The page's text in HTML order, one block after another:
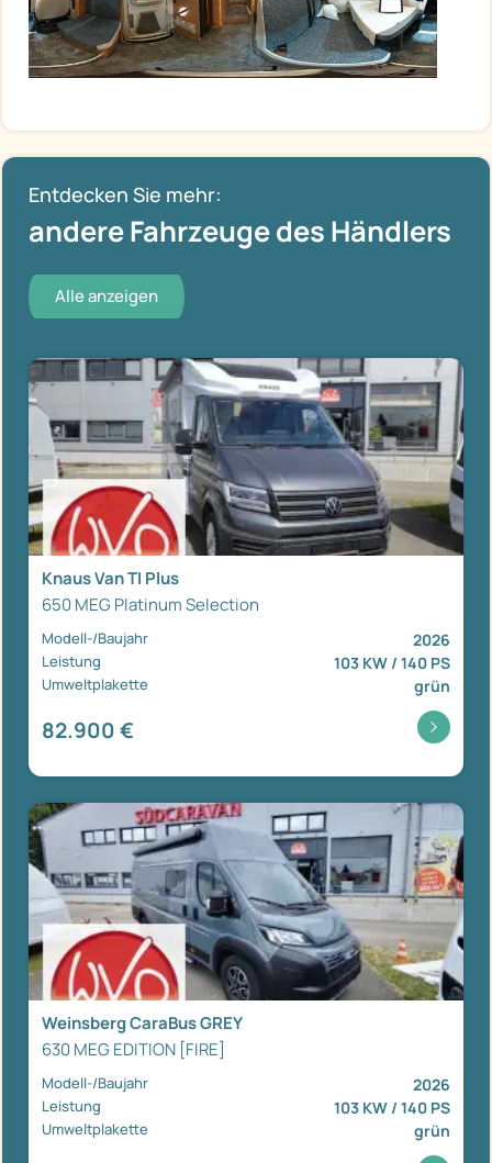
Entdecken Sie mehr:
andere Fahrzeuge des Händlers
Alle anzeigen
Knaus Van TI Plus
650 MEG Platinum Selection
Modell-/Baujahr 2026
Leistung 103 KW / 140 PS
Umweltplakette grün
82.900 €
Weinsberg CaraBus GREY
630 MEG EDITION [FIRE]
Modell-/Baujahr 2026
Leistung 103 KW / 140 PS
Umweltplakette grün